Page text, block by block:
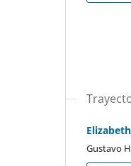
Gustavo